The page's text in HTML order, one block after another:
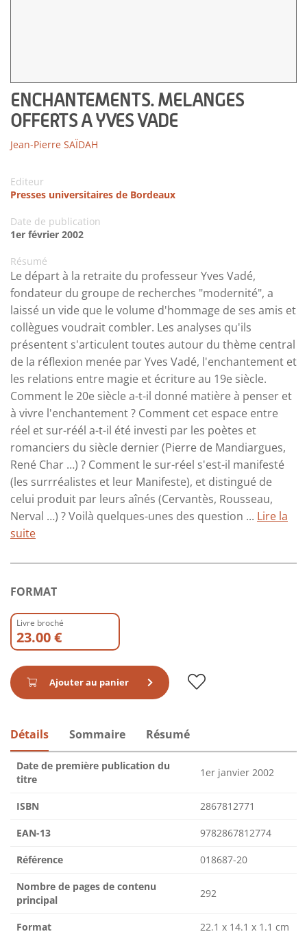
ENCHANTEMENTS. MELANGES
OFFERTS A YVES VADE
Jean-Pierre SAÏDAH
Editeur
Presses universitaires de Bordeaux
Date de publication
1er février 2002
Résumé
Le départ à la retraite du professeur Yves Vadé,
fondateur du groupe de recherches "modernité", a
laissé un vide que le volume d'hommage de ses amis et
collègues voudrait combler. Les analyses qu'ils
présentent s'articulent toutes autour du thème central
de la réflexion menée par Yves Vadé, l'enchantement et
les relations entre magie et écriture au 19e siècle.
Comment le 20e siècle a-t-il donné matière à penser et
à vivre l'enchantement ? Comment cet espace entre
réel et sur-réél a-t-il été investi par les poètes et
romanciers du siècle dernier (Pierre de Mandiargues,
René Char …) ? Comment le sur-réel s'est-il manifesté
(les surrréalistes et leur Manifeste), et distingué de
celui produit par leurs aînés (Cervantès, Rousseau,
Nerval …) ? Voilà quelques-unes des question ... Lire la
suite
FORMAT
Livre broché
23.00 €
Ajouter au panier
Détails Sommaire Résumé
Date de première publication du
titre
1er janvier 2002
ISBN 2867812771
EAN-13 9782867812774
Référence 018687-20
Nombre de pages de contenu
principal
292
Format 22.1 x 14.1 x 1.1 cm